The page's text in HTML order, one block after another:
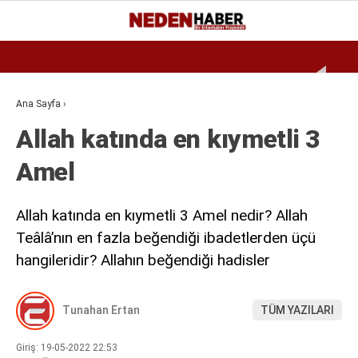
20.3
BURSA
EKONOMI
BIYOGRAFI
MAGAZIN
SIYASET
SAĞLIK
TEKNOLOJI
Ana Sayfa ›
Allah katında en kıymetli 3
Amel
Allah katında en kıymetli 3 Amel nedir? Allah
Teâlâ’nın en fazla beğendiği ibadetlerden üçü
hangileridir? Allahın beğendiği hadisler
Tunahan Ertan TÜM YAZILARI
Giriş: 19-05-2022 22:53